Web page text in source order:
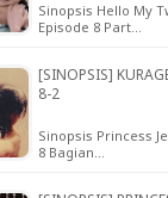
Sinopsis Hello My
Episode 8 Part…
[SINOPSIS]
8-2
Sinopsis Princess
8 Bagian…